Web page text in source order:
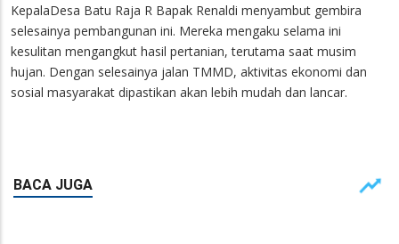
KepalaDesa Batu Raja R Bapak Renaldi menyambut gembira
selesainya pembangunan ini. Mereka mengaku selama ini
kesulitan mengangkut hasil pertanian, terutama saat musim
hujan. Dengan selesainya jalan TMMD, aktivitas ekonomi dan
sosial masyarakat dipastikan akan lebih mudah dan lancar.